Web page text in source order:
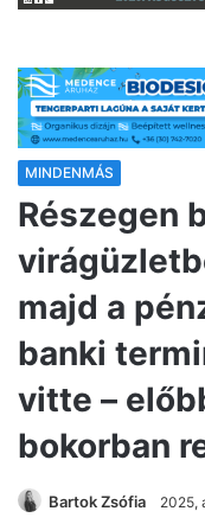
MINDENMÁS
Részegen
majd a
banki
vitte –
bokorban
Bartok Zsófia 2025,